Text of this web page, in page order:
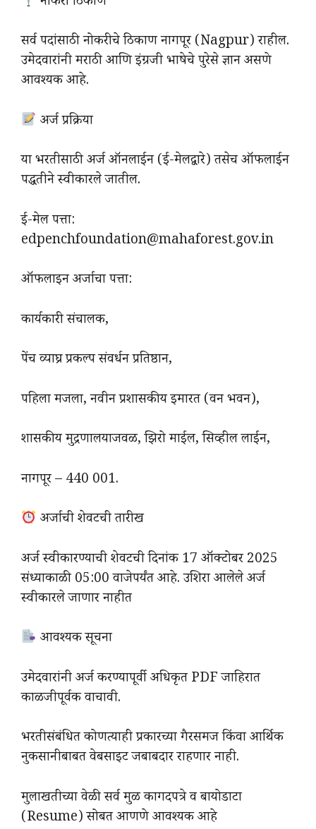
सर्व पदांसाठी नोकरीचे ठिकाण नागपूर (Nagpur) राहील.
उमेदवारांनी मराठी आणि इंग्रजी भाषेचे पुरेसे ज्ञान असणे
आवश्यक आहे.
अर्ज प्रक्रिया
या भरतीसाठी अर्ज ऑनलाईन (ई-मेलद्वारे) तसेच ऑफलाईन
पद्धतीने स्वीकारले जातील.
ई-मेल पत्ता:
edpenchfoundation@mahaforest.gov.in
ऑफलाइन अर्जाचा पत्ता:
कार्यकारी संचालक,
पेंच व्याघ्र प्रकल्प संवर्धन प्रतिष्ठान,
पहिला मजला, नवीन प्रशासकीय इमारत (वन भवन),
शासकीय मुद्रणालयाजवळ, झिरो माईल, सिव्हील लाईन,
नागपूर – 440 001.
अर्जाची शेवटची तारीख
अर्ज स्वीकारण्याची शेवटची दिनांक 17 ऑक्टोबर 2025
संध्याकाळी 05:00 वाजेपर्यंत आहे. उशिरा आलेले अर्ज
स्वीकारले जाणार नाहीत
आवश्यक सूचना
उमेदवारांनी अर्ज करण्यापूर्वी अधिकृत PDF जाहिरात
काळजीपूर्वक वाचावी.
भरतीसंबंधित कोणत्याही प्रकारच्या गैरसमज किंवा आर्थिक
नुकसानीबाबत वेबसाइट जबाबदार राहणार नाही.
मुलाखतीच्या वेळी सर्व मुळ कागदपत्रे व बायोडाटा
(Resume) सोबत आणणे आवश्यक आहे